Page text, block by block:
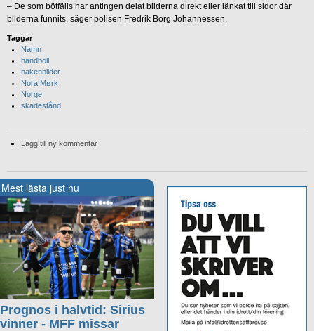
– De som bötfälls har antingen delat bilderna direkt eller länkat till sidor där
bilderna funnits, säger polisen Fredrik Borg Johannessen.
Taggar
Namn
handboll
nakenbilder
Nora Mørk
Norge
skadestånd
Lägg till ny kommentar
Mest lästa just nu
Prognos i halvtid: Sirius
vinner - MFF missar